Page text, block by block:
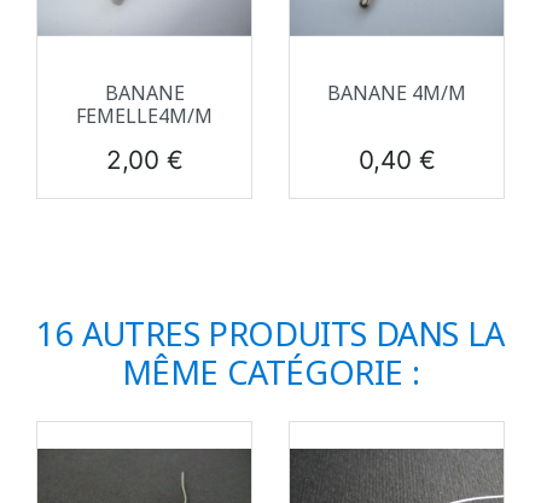
BANANE
FEMELLE4M/M
Prix
2,00 €
BANANE 4M/M
Prix
0,40 €
16 AUTRES PRODUITS DANS LA
MÊME CATÉGORIE :